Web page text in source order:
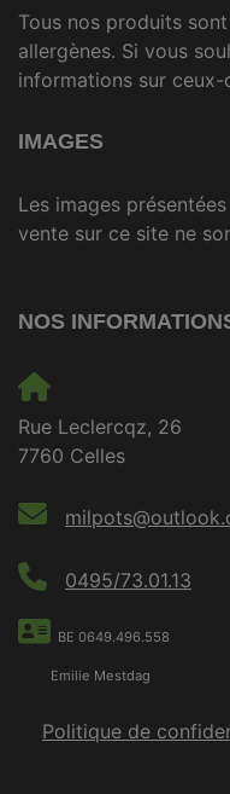
Tous nos produits
allergènes. Si vous
informations sur
IMAGES
Les images
vente sur ce site ne
NOS
Rue Leclercqz, 26
7760 Celles
0495/73.01.13
BE 0649.496.558
Emilie Mestdag
Politique de